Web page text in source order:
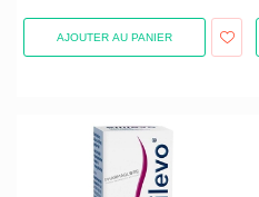
AJOUTER AU PANIER